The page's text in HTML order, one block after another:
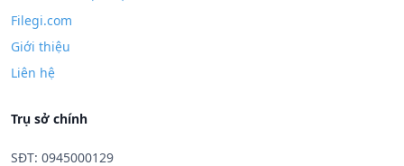
Filegi.com
Giới thiệu
Liên hệ
Trụ sở chính
SĐT: 0945000129